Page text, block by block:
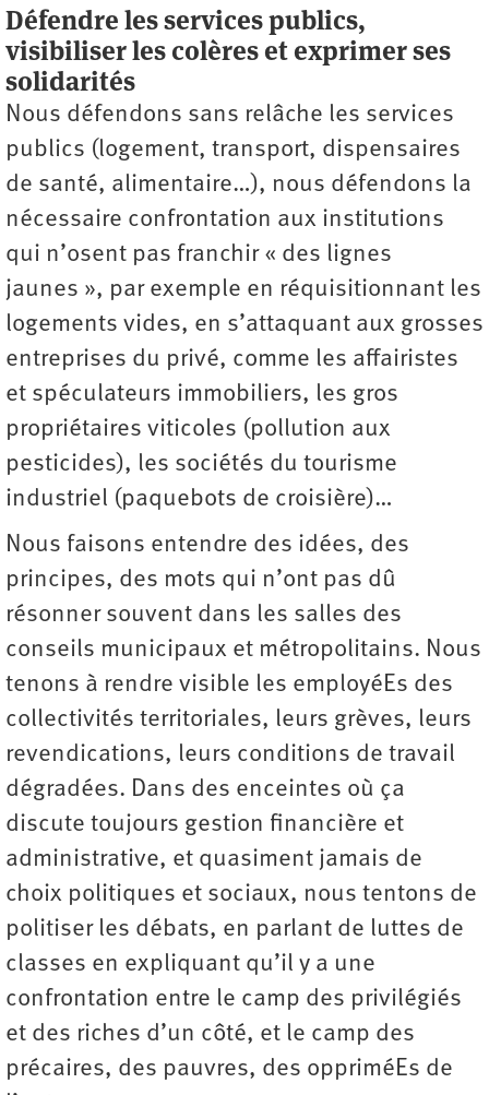
Défendre les services publics,
visibiliser les colères et exprimer ses
solidarités
Nous défendons sans relâche les services
publics (logement, transport, dispensaires
de santé, alimentaire…), nous défendons la
nécessaire confrontation aux institutions
qui n’osent pas franchir « des lignes
jaunes », par exemple en réquisitionnant les
logements vides, en s’attaquant aux grosses
entreprises du privé, comme les affairistes
et spéculateurs immobiliers, les gros
propriétaires viticoles (pollution aux
pesticides), les sociétés du tourisme
industriel (paquebots de croisière)…
Nous faisons entendre des idées, des
principes, des mots qui n’ont pas dû
résonner souvent dans les salles des
conseils municipaux et métropolitains. Nous
tenons à rendre visible les employéEs des
collectivités territoriales, leurs grèves, leurs
revendications, leurs conditions de travail
dégradées. Dans des enceintes où ça
discute toujours gestion financière et
administrative, et quasiment jamais de
choix politiques et sociaux, nous tentons de
politiser les débats, en parlant de luttes de
classes en expliquant qu’il y a une
confrontation entre le camp des privilégiés
et des riches d’un côté, et le camp des
précaires, des pauvres, des oppriméEs de